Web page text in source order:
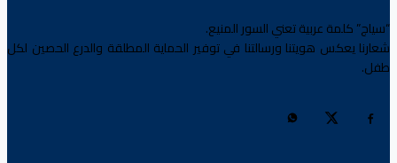
“سياج” كلمة عربية تعني السور المنيع.
شعارنا يعكس هويتنا ورسالتنا في توفير الحماية المطلقة والدرع الحصين لكل
طفل.